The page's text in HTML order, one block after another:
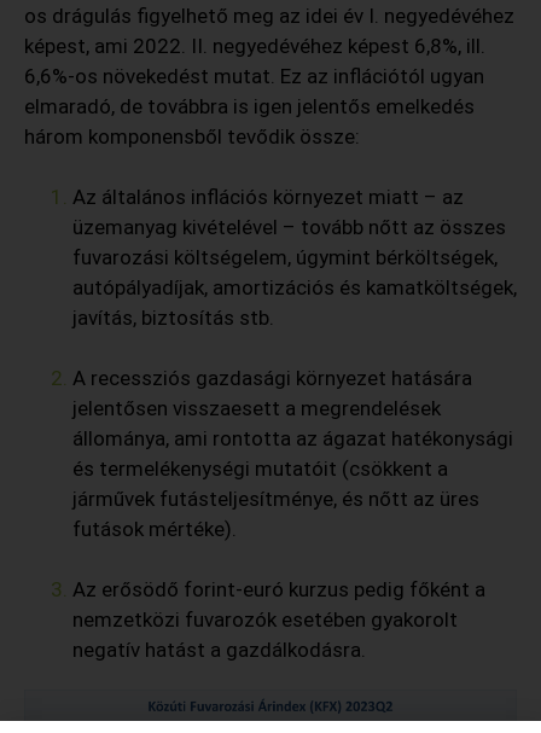
os drágulás figyelhető meg az idei év I. negyedévéhez
képest, ami 2022. II. negyedévéhez képest 6,8%, ill.
6,6%-os növekedést mutat. Ez az inflációtól ugyan
elmaradó, de továbbra is igen jelentős emelkedés
három komponensből tevődik össze:
Az általános inflációs környezet miatt – az
üzemanyag kivételével – tovább nőtt az összes
fuvarozási költségelem, úgymint bérköltségek,
autópályadíjak, amortizációs és kamatköltségek,
javítás, biztosítás stb.
A recessziós gazdasági környezet hatására
jelentősen visszaesett a megrendelések
állománya, ami rontotta az ágazat hatékonysági
és termelékenységi mutatóit (csökkent a
járművek futásteljesítménye, és nőtt az üres
futások mértéke).
Az erősödő forint-euró kurzus pedig főként a
nemzetközi fuvarozók esetében gyakorolt
negatív hatást a gazdálkodásra.